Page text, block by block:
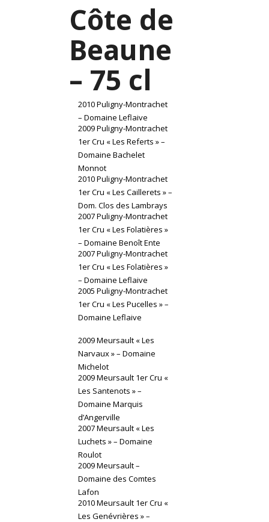
Côte de
Beaune
– 75 cl
2010 Puligny-Montrachet
– Domaine Leflaive
2009 Puligny-Montrachet
1er Cru « Les Referts » –
Domaine Bachelet
Monnot
2010 Puligny-Montrachet
1er Cru « Les Caillerets » –
Dom. Clos des Lambrays
2007 Puligny-Montrachet
1er Cru « Les Folatières »
– Domaine Benoît Ente
2007 Puligny-Montrachet
1er Cru « Les Folatières »
– Domaine Leflaive
2005 Puligny-Montrachet
1er Cru « Les Pucelles » –
Domaine Leflaive
2009 Meursault « Les
Narvaux » – Domaine
Michelot
2009 Meursault 1er Cru «
Les Santenots » –
Domaine Marquis
d’Angerville
2007 Meursault « Les
Luchets » – Domaine
Roulot
2009 Meursault –
Domaine des Comtes
Lafon
2010 Meursault 1er Cru «
Les Genévrières » –